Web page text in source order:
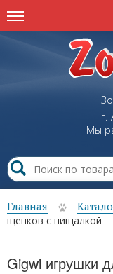
г.
Мы
Главная
щенков с пищалкой
Gigwi игрушки